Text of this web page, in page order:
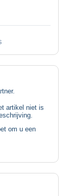
artikel niet is
om u een